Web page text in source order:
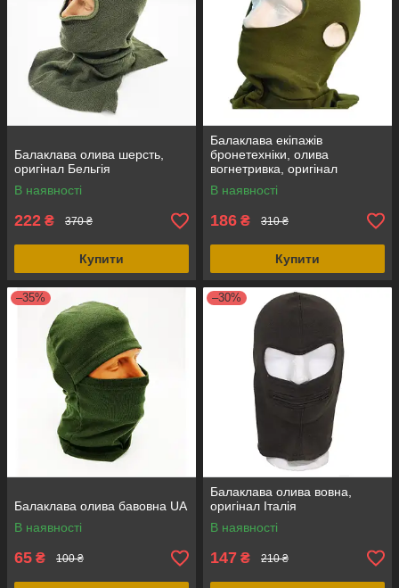
Балаклава олива шерсть,
оригінал Бельгія
В наявності
222 ₴ 370 ₴
Купити
Балаклава екіпажів
бронетехніки, олива
вогнетривка, оригінал
Британія
В наявності
186 ₴ 310 ₴
Купити
–35%
Балаклава олива бавовна UA
В наявності
65 ₴ 100 ₴
–30%
Балаклава олива вовна,
оригінал Італія
В наявності
147 ₴ 210 ₴